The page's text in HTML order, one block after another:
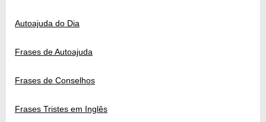
Autoajuda do Dia
Frases de Autoajuda
Frases de Conselhos
Frases Tristes em Inglês